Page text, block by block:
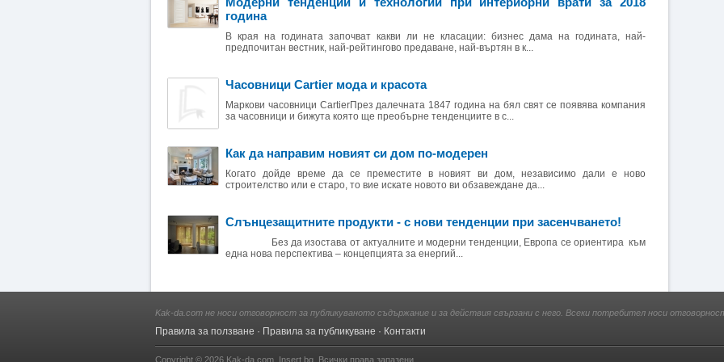
година
В края на годината започват какви ли не класации: бизнес дама на годината, най-
предпочитан вестник, най-рейтингово предаване, най-въртян в к...
Часовници Cartier мода и красота
Маркови часовници CartierПрез далечната 1847 година на бял свят се появява компания
за часовници и бижута която ще преобърне тенденциите в с...
Как да направим новият си дом по-модерен
Когато дойде време да се преместите в новият ви дом, независимо дали е ново
строителство или е старо, то вие искате новото ви обзавеждане да...
Слънцезащитните продукти - с нови тенденции при засенчването!
Без да изостава от актуалните и модерни тенденции, Европа се ориентира към
една нова перспектива – концепцията за енергий...
Kak-da.com не носи отговорност за публикуваното съдържание и за действия свързани с него. Всеки потребител носи
Правила за ползване · Правила за публикуване · Контакти
Copyright © 2026 Kak-da.com Insert.bg . Всички права запазени.